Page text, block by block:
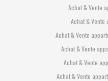
Achat & Vente
Achat & Vente
Achat & Vente
Achat & Vente
Achat & Vente
Achat & Vente